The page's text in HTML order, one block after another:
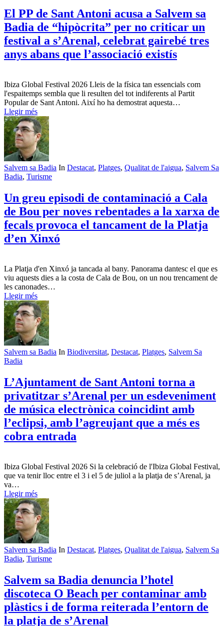
El PP de Sant Antoni acusa a Salvem sa
Badia de “hipòcrita” per no criticar un
festival a s’Arenal, celebrat gairebé tres
anys abans que l’associació existís
Ibiza Global Festival 2026 Lleis de la física tan essencials com
l'espaitemps sembla que li resulten del tot indiferents al Partit
Popular de Sant Antoni. Així ho ha demostrat aquesta…
Llegir més
Salvem sa Badia In Destacat, Platges, Qualitat de l'aigua, Salvem Sa
Badia, Turisme
Un greu episodi de contaminació a Cala
de Bou per noves rebentades a la xarxa de
fecals provoca el tancament de la Platja
d’en Xinxó
La Platja d'en Xinxó ja tancada al bany. Panorama dantesc el que es
viu aquests dies a la costa de Cala de Bou, on un nou trencament de
les canonades…
Llegir més
Salvem sa Badia In Biodiversitat, Destacat, Platges, Salvem Sa
Badia
L’Ajuntament de Sant Antoni torna a
privatitzar s’Arenal per un esdeveniment
de música electrònica coincidint amb
l’eclipsi, amb l’agreujant que a més es
cobra entrada
Ibiza Global Festival 2026 Si la celebració de l'Ibiza Global Festival,
que va tenir lloc entre el 3 i el 5 de juliol a la platja de s’Arenal, ja
va…
Llegir més
Salvem sa Badia In Destacat, Platges, Qualitat de l'aigua, Salvem Sa
Badia, Turisme
Salvem sa Badia denuncia l’hotel
discoteca O Beach per contaminar amb
plàstics i de forma reiterada l’entorn de
la platja de s’Arenal